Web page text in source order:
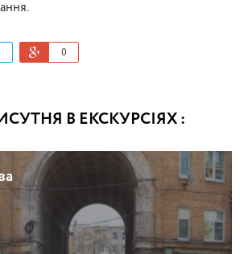
0
В ЕКСКУРСІЯХ :